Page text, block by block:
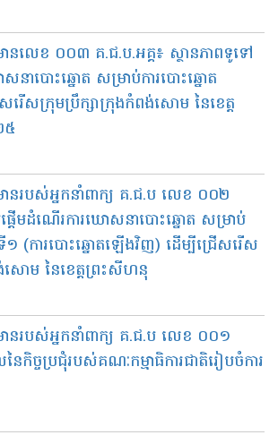
នលេខ ០០៣​ គ.ជ.ប.អគ្គ៖ ស្ថានភាពទូទៅ
នាបោះឆ្នោត សម្រាប់ការបោះឆ្នោត
រើសក្រុមប្រឹក្សាក្រុងកំពង់សោម នៃខេត្ត
៥
នរបស់អ្នកនាំពាក្យ គ.ជ.ប លេខ ០០២
តើមដំណើរការឃោសនាបោះឆ្នោត សម្រាប់
១ (ការបោះឆ្នោតឡើងវិញ) ដើម្បីជ្រើសរើស
សោម នៃខេត្តព្រះសីហនុ
នរបស់អ្នកនាំពាក្យ គ.ជ.ប​ លេខ​ ០០១
កិច្ចប្រជុំរបស់គណៈកម្មាធិការជាតិរៀបចំការ